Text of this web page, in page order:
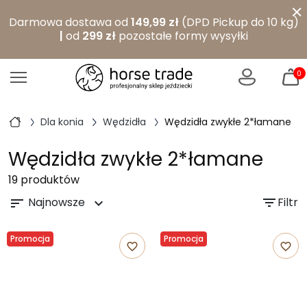
Darmowa dostawa od 149,99 zł(DPD Pickup do 10 kg)
| od 299 złpozostałe formy wysyłki
×
0
Dla konia Wędzidła Wędzidła zwykłe 2*łamane
Wędzidła zwykłe 2*łamane
19 produktów
sort Najnowsze expand_more filter_listFiltr
Promocja
favorite_border
Promocja
favorite_border